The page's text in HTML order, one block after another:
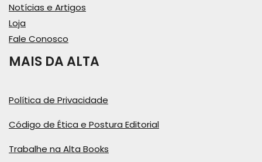
Notícias e Artigos
Loja
Fale Conosco
MAIS DA ALTA
Política de Privacidade
Código de Ética e Postura Editorial
Trabalhe na Alta Books